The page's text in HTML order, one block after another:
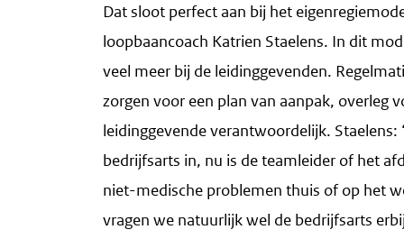
Dat sloot perfect aan bij het
loopbaancoach Katrien Staelens. In dit
veel meer bij de leidinggevenden.
zorgen voor een plan van aanpak, overleg
leidinggevende verantwoordelijk.
bedrijfsarts in, nu is de teamleider of het
niet-medische problemen thuis of op het
vragen we natuurlijk wel de bedrijfsarts